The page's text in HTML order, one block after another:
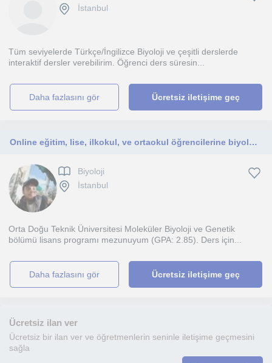
İstanbul
Tüm seviyelerde Türkçe/İngilizce Biyoloji ve çeşitli derslerde
interaktif dersler verebilirim. Öğrenci ders süresin...
daha fazlasını gör Ücretsiz iletişime geç
Online eğitim, lise, ilkokul, ve ortaokul öğrencilerine biyoloji eğitimi
Biyoloji
İstanbul
Orta Doğu Teknik Üniversitesi Moleküler Biyoloji ve Genetik
bölümü lisans programı mezunuyum (GPA: 2.85). Ders için...
daha fazlasını gör Ücretsiz iletişime geç
Ücretsiz ilan ver
Ücretsiz bir ilan ver ve öğretmenlerin seninle iletişime geçmesini
sağla